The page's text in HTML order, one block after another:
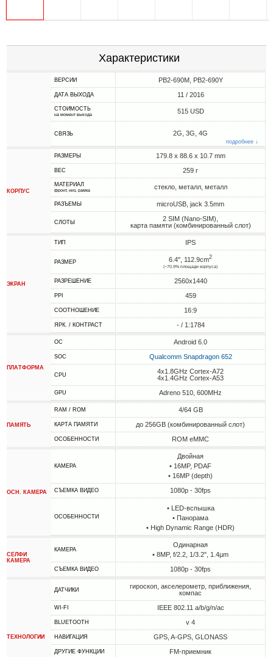
Характеристики
ВЕРСИИ PB2-690M, PB2-690Y
ДАТА ВЫХОДА 11 / 2016
СТОИМОСТЬ
на момент выхода 515 USD
СВЯЗЬ 2G, 3G, 4G
подробнее ↓
КОРПУС
РАЗМЕРЫ 179.8 x 88.6 x 10.7 mm
ВЕС 259 г
МАТЕРИАЛ
фронт, низ, рамка стекло, металл, металл
РАЗЪЕМЫ microUSB, jack 3.5mm
СЛОТЫ
2 SIM (Nano-SIM),
карта памяти (комбинированный слот)
ЭКРАН
ТИП IPS
РАЗМЕР 6.4", 112.9cm2
(~70.9% площади корпуса)
РАЗРЕШЕНИЕ 2560x1440
PPI 459
СООТНОШЕНИЕ 16:9
ЯРК. / КОНТРАСТ - / 1:1784
ПЛАТФОРМА
ОС Android 6.0
SOC Qualcomm Snapdragon 652
CPU
4x1.8GHz Cortex-A72
4x1.4GHz Cortex-A53
GPU Adreno 510, 600MHz
ПАМЯТЬ
RAM / ROM 4/64 GB
КАРТА ПАМЯТИ до 256GB (комбинированный слот)
ОСОБЕННОСТИ ROM eMMC
ОСН. КАМЕРА
КАМЕРА
Двойная
• 16MP, PDAF
• 16MP (depth)
СЪЕМКА ВИДЕО 1080p - 30fps
ОСОБЕННОСТИ
• LED-вспышка
• Панорама
• High Dynamic Range (HDR)
СЕЛФИ
КАМЕРА
КАМЕРА
Одинарная
• 8MP, f/2.2, 1/3.2", 1.4µm
СЪЕМКА ВИДЕО 1080p - 30fps
ТЕХНОЛОГИИ
ДАТЧИКИ
гироскоп, акселерометр, приближения,
компас
WI-FI IEEE 802.11 a/b/g/n/ac
BLUETOOTH v 4
НАВИГАЦИЯ GPS, A-GPS, GLONASS
ДРУГИЕ ФУНКЦИИ FM-приемник